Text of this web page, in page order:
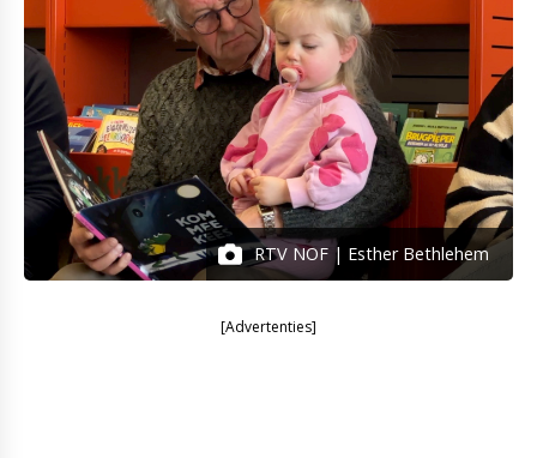
RTV NOF | Esther Bethlehem
[Advertenties]